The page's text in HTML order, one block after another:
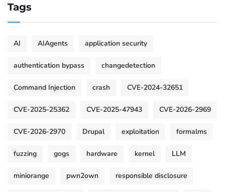
Tags
AI AIAgents application security
authentication bypass changedetection
Command Injection crash CVE-2024-32651
CVE-2025-25362 CVE-2025-47943 CVE-2026-2969
CVE-2026-2970 Drupal exploitation formalms
fuzzing gogs hardware kernel LLM
miniorange pwn2own responsible disclosure